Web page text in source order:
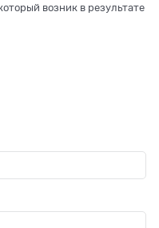
возник в результате